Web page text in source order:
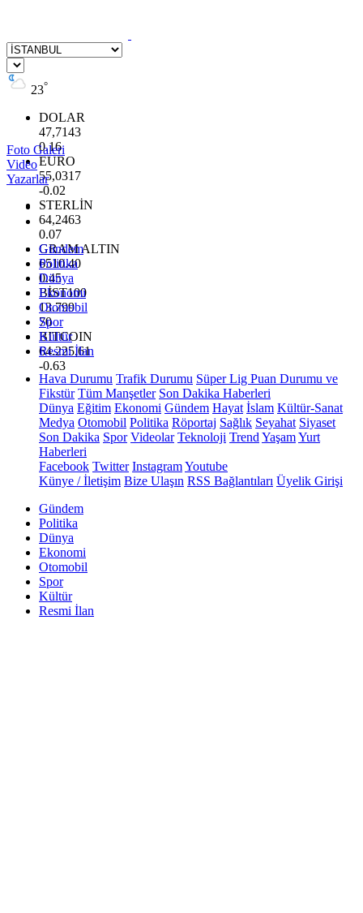
23°
DOLAR
47,7143
0.16
EURO
55,0317
-0.02
STERLİN
64,2463
0.07
GRAM ALTIN
6510.40
0.45
BİST100
13.799
70
BITCOIN
64.225,61
-0.63
Foto Galeri
Video
Yazarlar
Gündem
Politika
Dünya
Ekonomi
Otomobil
Spor
Kültür
Resmi İlan
Hava Durumu Trafik Durumu Süper Lig Puan Durumu ve
Fikstür Tüm Manşetler Son Dakika Haberleri
Dünya Eğitim Ekonomi Gündem Hayat İslam Kültür-Sanat
Medya Otomobil Politika Röportaj Sağlık Seyahat Siyaset
Son Dakika Spor Videolar Teknoloji Trend YaşamYurt
Haberleri
Facebook Twitter InstagramYoutube
Künye / İletişim Bize Ulaşın RSS Bağlantıları Üyelik Girişi
Gündem
Politika
Dünya
Ekonomi
Otomobil
Spor
Kültür
Resmi İlan